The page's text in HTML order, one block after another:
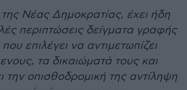
Νέας Δημοκρατίας, έχει ήδη
περιπτώσεις δείγματα γραφής
επιλέγει να αντιμετωπίζει
τα δικαιώματά τους και
την οπισθοδρομική της αντίληψη